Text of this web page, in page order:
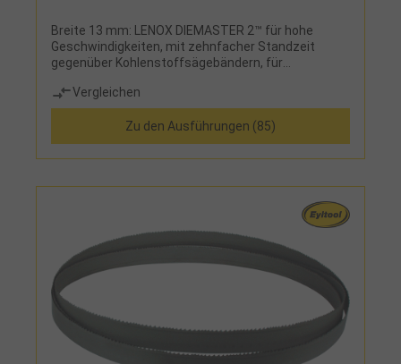
Breite 13 mm: LENOX DIEMASTER 2™ für hohe
Geschwindigkeiten, mit zehnfacher Standzeit
gegenüber Kohlenstoffsägebändern, für
manuellem Vorschub, Breite ab 20 mm: LENOX
CLASSIC PRO™ sägt eine Vielzahl von Metallen (von
Kohlenstoffstählen bis zu hochfesten
Legierungen), die weiterentwickelte Zahngeometrie
ermöglicht das Sägen von Vollmaterialien und
verbessert das Eindringen der Zähne bei Bandsägen
außergewöhnliche Standzeit durch patentierte
Herstellung des Trägerstahls, hervorragende
Wärme- und Verschleißfestigkeit, minimierter Lärm
und Vibration durch einzigartige Zahngeometrie
Vergleichen
Zu den Ausführungen (85)